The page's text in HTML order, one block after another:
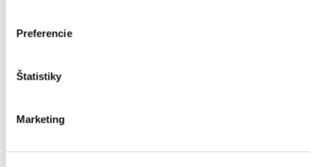
Preferencie
Štatistiky
Marketing